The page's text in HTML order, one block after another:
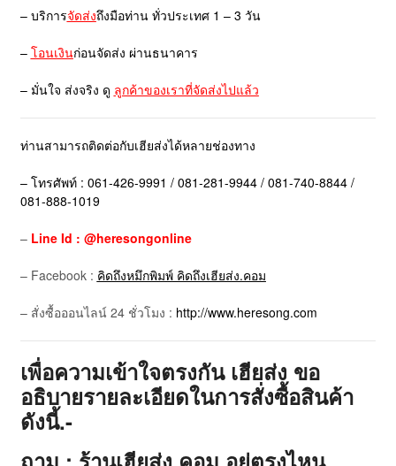
– บริการจัดส่งถึงมือท่าน ทั่วประเทศ 1 – 3 วัน
– โอนเงินก่อนจัดส่ง ผ่านธนาคาร
– มั่นใจ ส่งจริง ดู ลูกค้าของเราที่จัดส่งไปแล้ว
ท่านสามารถติดต่อกับเฮียส่งได้หลายช่องทาง
– โทรศัพท์ : 061-426-9991 / 081-281-9944 / 081-740-8844 /
081-888-1019
– Line Id : @heresongonline
– Facebook : คิดถึงหมึกพิมพ์ คิดถึงเฮียส่ง.คอม
– สั่งซื้อออนไลน์ 24 ชั่วโมง : http://www.heresong.com
เพื่อความเข้าใจตรงกัน เฮียส่ง ขอ
อธิบายรายละเอียดในการสั่งซื้อสินค้า
ดังนี้.-